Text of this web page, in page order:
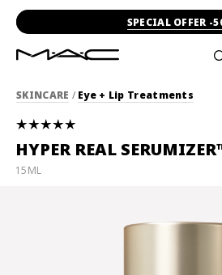
SPECIAL OFFER -
SKINCARE / Eye + Lip Treatments
HYPER REAL
15ML